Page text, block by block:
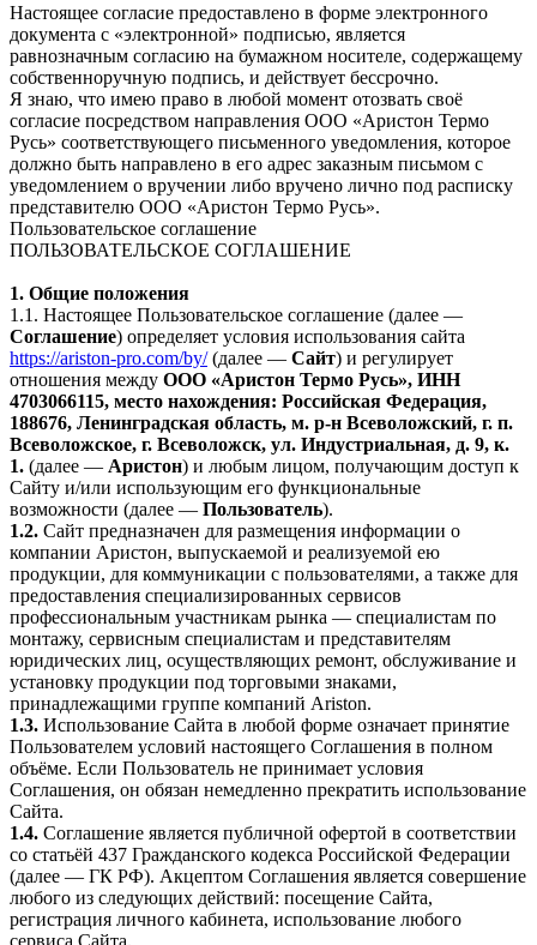
Настоящее согласие предоставлено в форме электронного
документа с «электронной» подписью, является
равнозначным согласию на бумажном носителе, содержащему
собственноручную подпись, и действует бессрочно.
Я знаю, что имею право в любой момент отозвать своё
согласие посредством направления ООО «Аристон Термо
Русь» соответствующего письменного уведомления, которое
должно быть направлено в его адрес заказным письмом с
уведомлением о вручении либо вручено лично под расписку
представителю ООО «Аристон Термо Русь».
Пользовательское соглашение
ПОЛЬЗОВАТЕЛЬСКОЕ СОГЛАШЕНИЕ
1. Общие положения
1.1. Настоящее Пользовательское соглашение (далее —
Соглашение) определяет условия использования сайта
https://ariston-pro.com/by/(далее — Сайт) и регулирует
отношения между ООО «Аристон Термо Русь», ИНН
4703066115, место нахождения: Российская Федерация,
188676, Ленинградская область, м. р-н Всеволожский, г. п.
Всеволожское, г. Всеволожск, ул. Индустриальная, д. 9, к.
1. (далее — Аристон) и любым лицом, получающим доступ к
Сайту и/или использующим его функциональные
возможности (далее — Пользователь).
1.2. Сайт предназначен для размещения информации о
компании Аристон, выпускаемой и реализуемой ею
продукции, для коммуникации с пользователями, а также для
предоставления специализированных сервисов
профессиональным участникам рынка — специалистам по
монтажу, сервисным специалистам и представителям
юридических лиц, осуществляющих ремонт, обслуживание и
установку продукции под торговыми знаками,
принадлежащими группе компаний Ariston.
1.3. Использование Сайта в любой форме означает принятие
Пользователем условий настоящего Соглашения в полном
объёме. Если Пользователь не принимает условия
Соглашения, он обязан немедленно прекратить использование
Сайта.
1.4. Соглашение является публичной офертой в соответствии
со статьёй 437 Гражданского кодекса Российской Федерации
(далее — ГК РФ). Акцептом Соглашения является совершение
любого из следующих действий: посещение Сайта,
регистрация личного кабинета, использование любого
сервиса Сайта.